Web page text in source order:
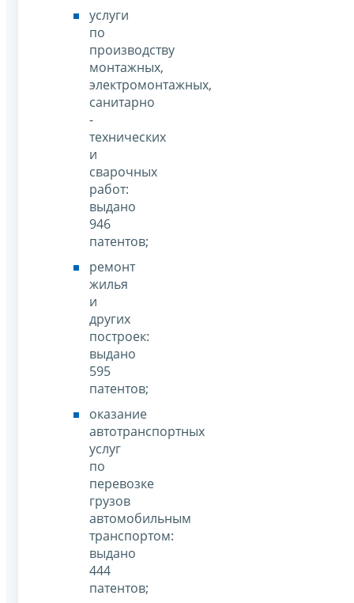
услуги
по
производству
монтажных,
электромонтажных,
санитарно
-
технических
и
сварочных
работ:
выдано
946
патентов;
ремонт
жилья
и
других
построек:
выдано
595
патентов;
оказание
автотранспортных
услуг
по
перевозке
грузов
автомобильным
транспортом:
выдано
444
патентов;